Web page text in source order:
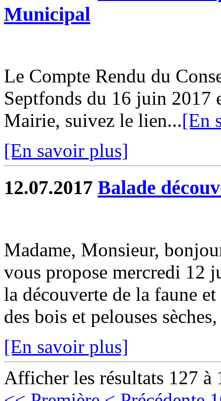
Municipal
Le Compte Rendu du
Septfonds du 16 juin 2017
Mairie, suivez le lien...[En
[En savoir plus]
12.07.2017 Balade
Madame, Monsieur,
vous propose mercredi 12
la découverte de la faune
des bois et pelouses
[En savoir plus]
Afficher les résultats 127 à